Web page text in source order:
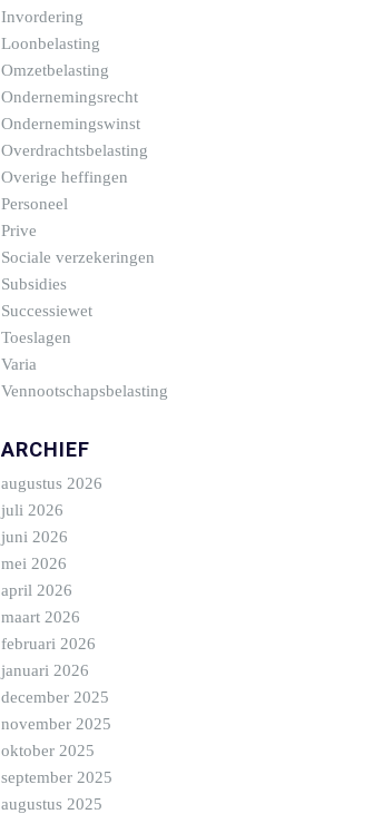
Invordering
Loonbelasting
Omzetbelasting
Ondernemingsrecht
Ondernemingswinst
Overdrachtsbelasting
Overige heffingen
Personeel
Prive
Sociale verzekeringen
Subsidies
Successiewet
Toeslagen
Varia
Vennootschapsbelasting
ARCHIEF
augustus 2026
juli 2026
juni 2026
mei 2026
april 2026
maart 2026
februari 2026
januari 2026
december 2025
november 2025
oktober 2025
september 2025
augustus 2025